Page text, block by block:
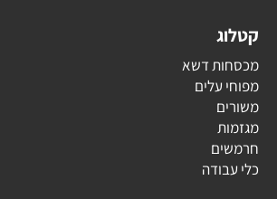
קטלוג
מכסחות דשא
מפוחי עלים
משורים
מגזמות
חרמשים
כלי עבודה